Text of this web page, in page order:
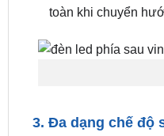
toàn khi chuyển
3. Đa dạng chế độ